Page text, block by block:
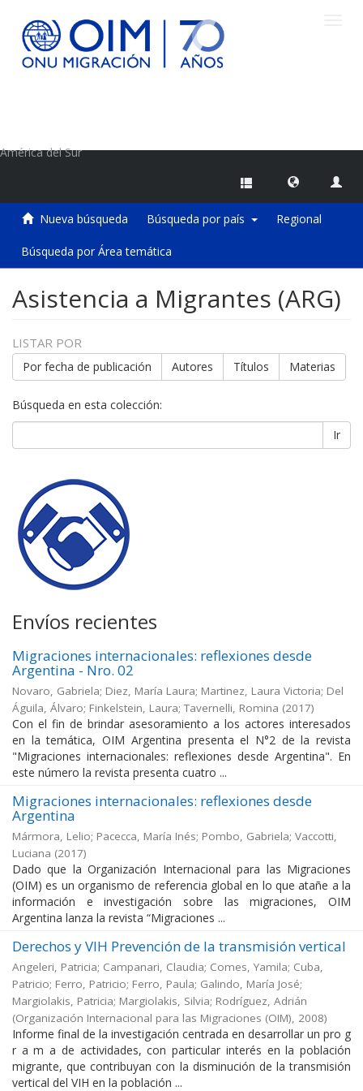
América del Sur
Nueva búsqueda Búsqueda por país Regional
Búsqueda por Área temática
Asistencia a Migrantes (ARG)
LISTAR POR
Por fecha de publicación Autores Títulos Materias
Búsqueda en esta colección:
Ir
Envíos recientes
Migraciones internacionales: reflexiones desde
Argentina - Nro. 02
Novaro, Gabriela; Diez, María Laura; Martinez, Laura Victoria; Del
Águila, Álvaro; Finkelstein, Laura; Tavernelli, Romina (2017)
Con el fin de brindar asesoramiento a los actores interesados
en la temática, OIM Argentina presenta el N°2 de la revista
"Migraciones internacionales: reflexiones desde Argentina". En
este número la revista presenta cuatro ...
Migraciones internacionales: reflexiones desde
Argentina
Mármora, Lelio; Pacecca, María Inés; Pombo, Gabriela; Vaccotti,
Luciana (2017)
Dado que la Organización Internacional para las Migraciones
(OIM) es un organismo de referencia global en lo que atañe a la
información e investigación sobre las migraciones, OIM
Argentina lanza la revista “Migraciones ...
Derechos y VIH Prevención de la transmisión vertical
Angeleri, Patricia; Campanari, Claudia; Comes, Yamila; Cuba,
Patricio; Ferro, Patricio; Ferro, Paula; Galindo, María José;
Margiolakis, Patricia; Margiolakis, Silvia; Rodríguez, Adrián
(Organización Internacional para las Migraciones (OIM), 2008)
Informe final de la investigación centrada en desarrollar un pro g
r a m a de actividades, con particular interés en la población
migrante, que contribuyan con la disminución de la transmisión
vertical del VIH en la población ...